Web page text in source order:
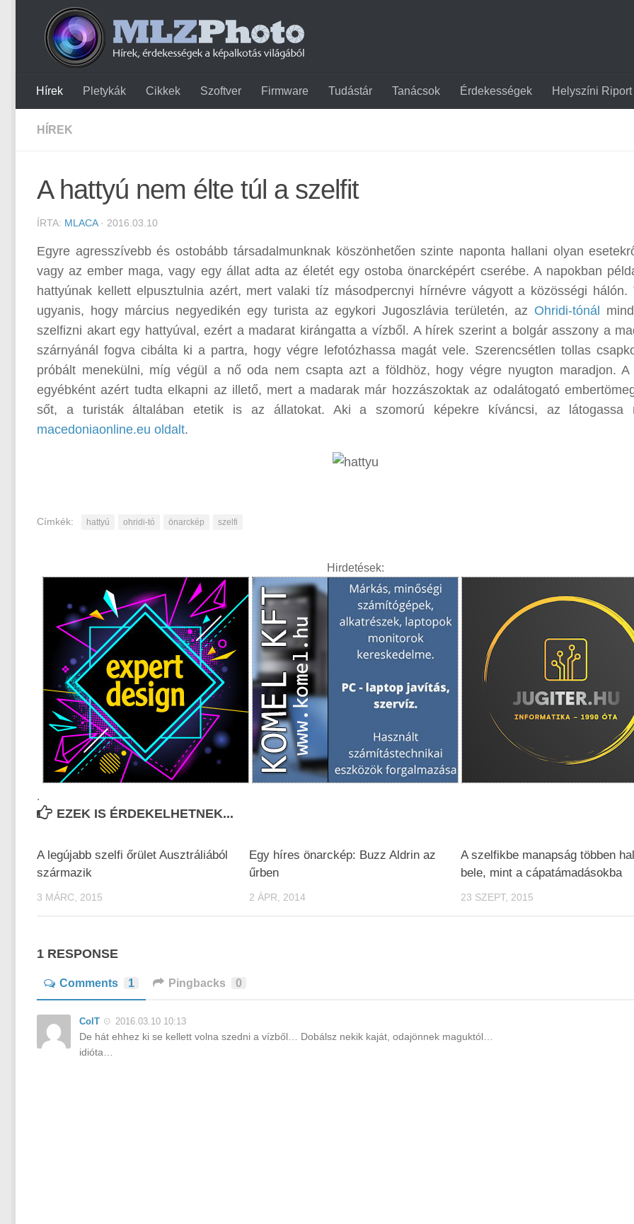
Hírek Pletykák Cikkek Szoftver Firmware Tudástár Tanácsok Érdekességek Helyszíni Riport
HÍREK
A hattyú nem élte túl a szelfit
ÍRTA: MLACA· 2016.03.10
Egyre agresszívebb és ostobább társadalmunknak köszönhetően szinte naponta hallani olyan
vagy az ember maga, vagy egy állat adta az életét egy ostoba önarcképért cserébe. A napokban
hattyúnak kellett elpusztulnia azért, mert valaki tíz másodpercnyi hírnévre vágyott a közösségi hálón.
ugyanis, hogy március negyedikén egy turista az egykori Jugoszlávia területén, az Ohridi-tónál
szelfizni akart egy hattyúval, ezért a madarat kirángatta a vízből. A hírek szerint a bolgár asszony a
szárnyánál fogva cibálta ki a partra, hogy végre lefotózhassa magát vele. Szerencsétlen tollas
próbált menekülni, míg végül a nő oda nem csapta azt a földhöz, hogy végre nyugton maradjon. A
egyébként azért tudta elkapni az illető, mert a madarak már hozzászoktak az odalátogató
sőt, a turisták általában etetik is az állatokat. Aki a szomorú képekre kíváncsi, az látogassa
macedoniaonline.eu oldalt.
Címkék: hattyú ohridi-tó önarckép szelfi
Hirdetések:
.
EZEK IS ÉRDEKELHETNEK...
A legújabb szelfi őrület Ausztráliából
származik
3 MÁRC, 2015
Egy híres önarckép: Buzz Aldrin az
űrben
2 ÁPR, 2014
A szelfikbe manapság többen
bele, mint a cápatámadásokba
23 SZEPT, 2015
1 RESPONSE
Comments 1 Pingbacks 0
ColT 2016.03.10 10:13
De hát ehhez ki se kellett volna szedni a vízből… Dobálsz nekik kaját, odajönnek maguktól…
idióta…